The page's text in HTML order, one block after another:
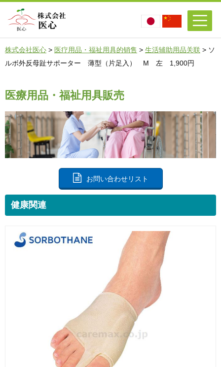
株式会社医心 > 医疗用品・福祉用具的销售 > 生活辅助用品关联 > ソ
ルボ外反母趾サポーター 薄型（片足入） M 左 1,900円
医療用品・福祉用具販売
お問い合わせリスト
健康関連